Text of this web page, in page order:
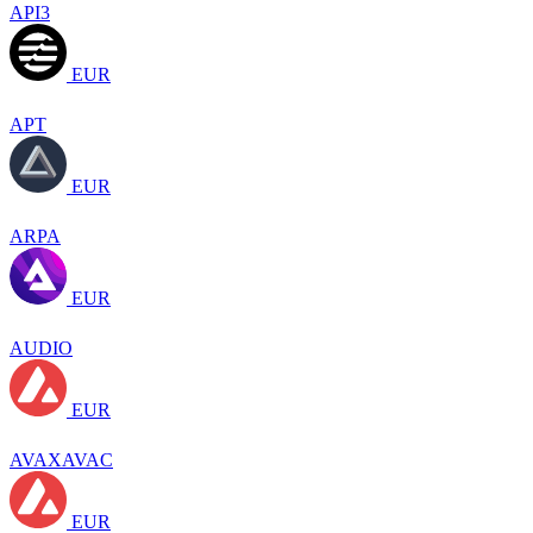
API3
EUR
APT
EUR
ARPA
EUR
AUDIO
EUR
AVAXAVAC
EUR